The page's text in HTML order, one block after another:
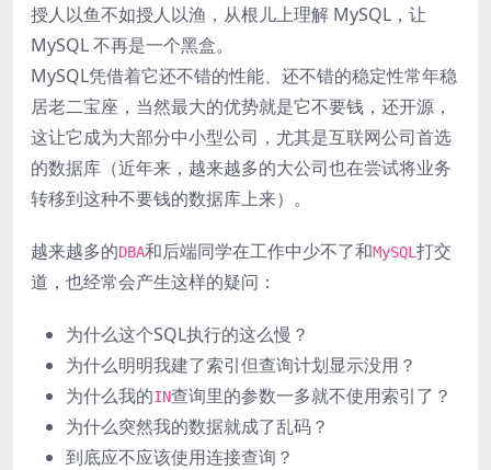
授人以鱼不如授人以渔，从根儿上理解 MySQL，让
MySQL 不再是一个黑盒。
MySQL凭借着它还不错的性能、还不错的稳定性常年稳
居老二宝座，当然最大的优势就是它不要钱，还开源，
这让它成为大部分中小型公司，尤其是互联网公司首选
的数据库（近年来，越来越多的大公司也在尝试将业务
转移到这种不要钱的数据库上来）。
越来越多的DBA和后端同学在工作中少不了和MySQL 打交
道，也经常会产生这样的疑问：
为什么这个SQL执行的这么慢？
为什么明明我建了索引但查询计划显示没用？
为什么我的IN查询里的参数一多就不使用索引了？
为什么突然我的数据就成了乱码？
到底应不应该使用连接查询？